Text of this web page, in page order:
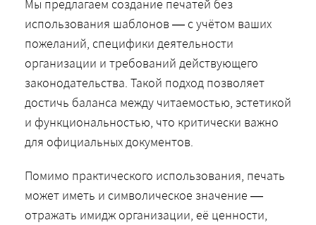
Мы предлагаем создание печатей без
использования шаблонов — с учётом ваших
пожеланий, специфики деятельности
организации и требований действующего
законодательства. Такой подход позволяет
достичь баланса между читаемостью, эстетикой
и функциональностью, что критически важно
для официальных документов.
Помимо практического использования, печать
может иметь и символическое значение —
отражать имидж организации, её ценности,